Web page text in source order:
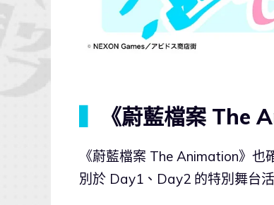
《蔚藍檔案 The
《蔚藍檔案 The Animation》
別於 Day1、Day2 的特別舞台